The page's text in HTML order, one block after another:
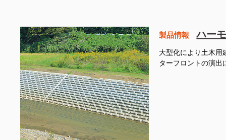
製品情報 ハー
大型化により土木用
ターフロントの演出